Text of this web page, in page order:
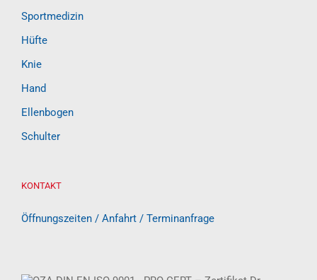
Sportmedizin
Hüfte
Knie
Hand
Ellenbogen
Schulter
KONTAKT
Öffnungszeiten / Anfahrt / Terminanfrage